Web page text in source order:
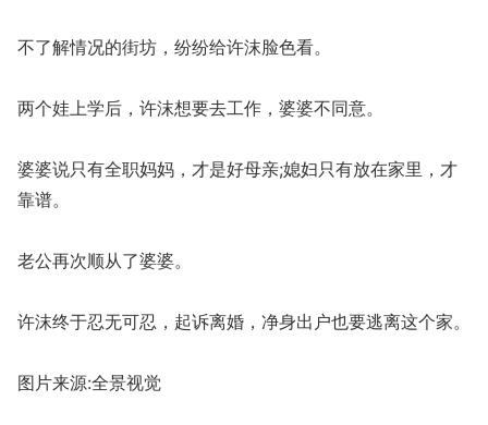
不了解情况的街坊，纷纷给许沫脸色看。
两个娃上学后，许沫想要去工作，婆婆不同意。
婆婆说只有全职妈妈，才是好母亲;媳妇只有放在家里，才
靠谱。
老公再次顺从了婆婆。
许沫终于忍无可忍，起诉离婚，净身出户也要逃离这个家。
图片来源:全景视觉